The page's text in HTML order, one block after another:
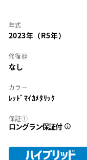
年式
2023年（R5年）
修復歴
なし
カラー
ﾚｯﾄﾞﾏｲｶﾒﾀﾘｯｸ
保証①
ロングラン保証付